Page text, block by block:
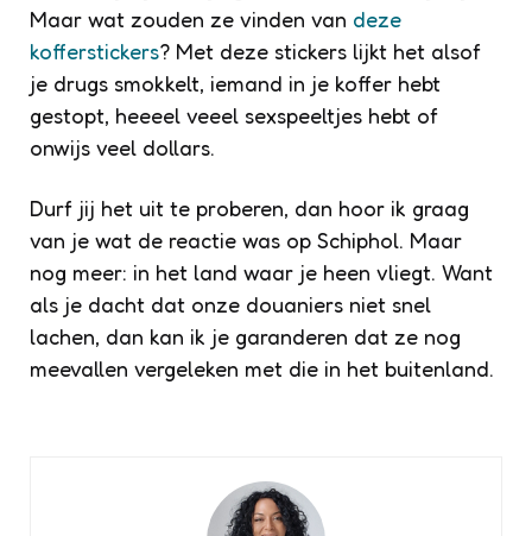
Maar wat zouden ze vinden van deze
kofferstickers? Met deze stickers lijkt het alsof
je drugs smokkelt, iemand in je koffer hebt
gestopt, heeeel veeel sexspeeltjes hebt of
onwijs veel dollars.
Durf jij het uit te proberen, dan hoor ik graag
van je wat de reactie was op Schiphol. Maar
nog meer: in het land waar je heen vliegt. Want
als je dacht dat onze douaniers niet snel
lachen, dan kan ik je garanderen dat ze nog
meevallen vergeleken met die in het buitenland.